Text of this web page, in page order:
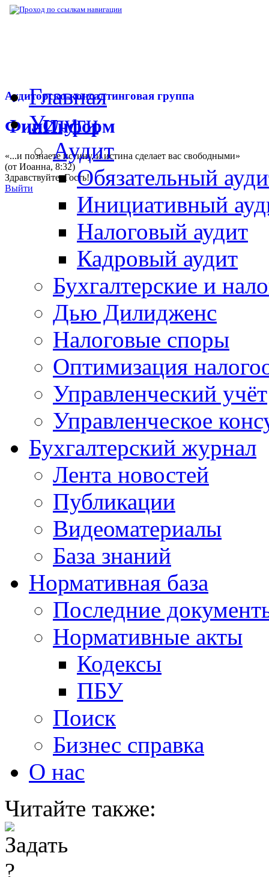
Аудиторско-консалтинговая группа
ФинИнформ
«...и познаете истину, и истина сделает вас свободными»
(от Иоанна, 8:32)
Здравствуйте,Гость!
Выйти
Главная
Услуги
Аудит
Обязательный
Инициативный
Налоговый аудит
Кадровый аудит
Бухгалтерские и
Дью Дилидженс
Налоговые споры
Оптимизация
Управленческий учёт
Управленческое
Бухгалтерский журнал
Лента новостей
Публикации
Видеоматериалы
База знаний
Нормативная база
Последние
Нормативные акты
Кодексы
ПБУ
Поиск
Бизнес справка
О нас
Читайте также: